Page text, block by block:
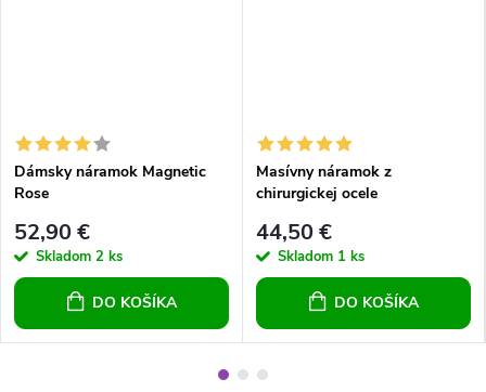
Dámsky náramok Magnetic
Rose
52,90 €
Skladom 2 ks
DO KOŠÍKA
Masívny náramok z
chirurgickej ocele
44,50 €
Skladom 1 ks
DO KOŠÍKA